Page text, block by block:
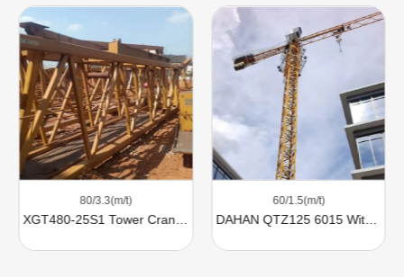
80/3.3(m/t)
XGT480-25S1 Tower Cranes For Sale
60/1.5(m/t)
DAHAN QTZ125 6015 With 8 Ton Lifting Capacity For Sale